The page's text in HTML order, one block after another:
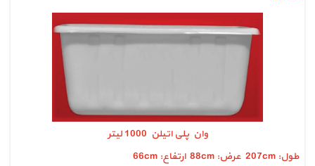
وان پلی اتیلن 1000 لیتر
طول: 207cm عرض: 88cm ارتفاع: 66cm